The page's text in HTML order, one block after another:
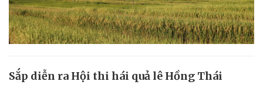
Sắp diễn ra Hội thi hái quả lê Hồng Thái